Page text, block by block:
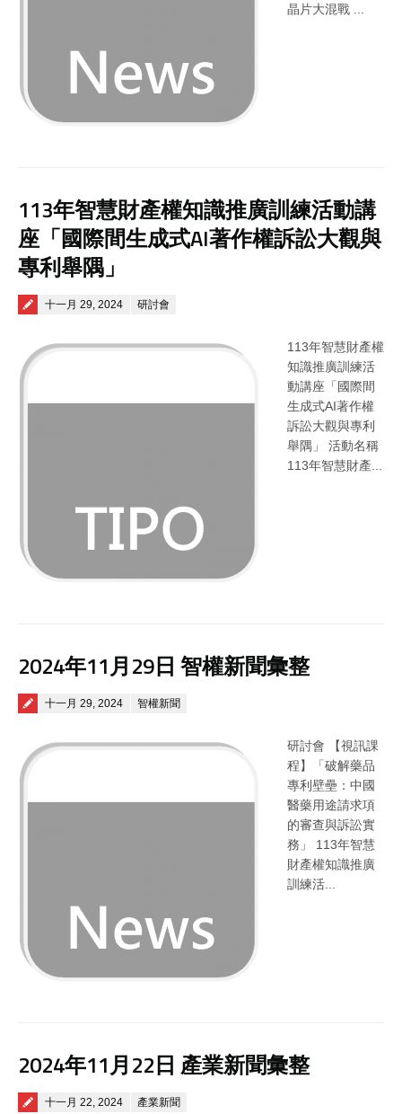
晶片大混戰 ...
113年智慧財產權知識推廣訓練活動講
座「國際間生成式AI著作權訴訟大觀與
專利舉隅」
Posted on
十一月 29, 2024 研討會
113年智慧財產權
知識推廣訓練活
動講座「國際間
生成式AI著作權
訴訟大觀與專利
舉隅」 活動名稱
113年智慧財產...
2024年11月29日 智權新聞彙整
Posted on
十一月 29, 2024 智權新聞
研討會 【視訊課
程】「破解藥品
專利壁壘：中國
醫藥用途請求項
的審查與訴訟實
務」 113年智慧
財產權知識推廣
訓練活...
2024年11月22日 產業新聞彙整
Posted on
十一月 22, 2024 產業新聞